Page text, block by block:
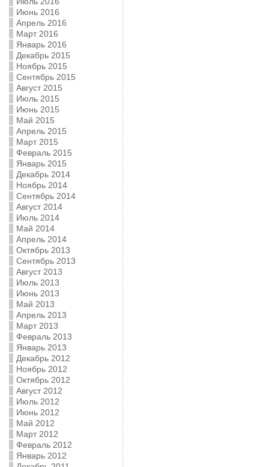
Июнь 2016
Апрель 2016
Март 2016
Январь 2016
Декабрь 2015
Ноябрь 2015
Сентябрь 2015
Август 2015
Июль 2015
Июнь 2015
Май 2015
Апрель 2015
Март 2015
Февраль 2015
Январь 2015
Декабрь 2014
Ноябрь 2014
Сентябрь 2014
Август 2014
Июль 2014
Май 2014
Апрель 2014
Октябрь 2013
Сентябрь 2013
Август 2013
Июль 2013
Июнь 2013
Май 2013
Апрель 2013
Март 2013
Февраль 2013
Январь 2013
Декабрь 2012
Ноябрь 2012
Октябрь 2012
Август 2012
Июль 2012
Июнь 2012
Май 2012
Март 2012
Февраль 2012
Январь 2012